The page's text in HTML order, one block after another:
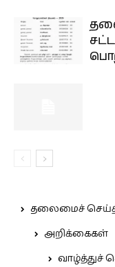
தலைமைச்
அறிக்கைகள்
வாழ்த்துச்